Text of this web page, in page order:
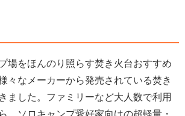
場をほんのり照らす焚き火台おすすめ
々なメーカーから発売されている焚き
ました。ファミリーなど大人数で利用
、ソロキャンプ愛好家向けの超軽量・